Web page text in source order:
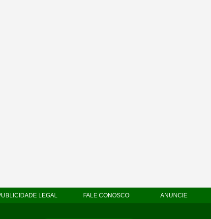
LEGAL FALE CONOSCO ANUNCIE